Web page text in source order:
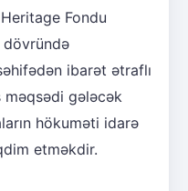
Fondu
ibarət ətraflı
məqsədi gələcək
hökuməti idarə
etməkdir.